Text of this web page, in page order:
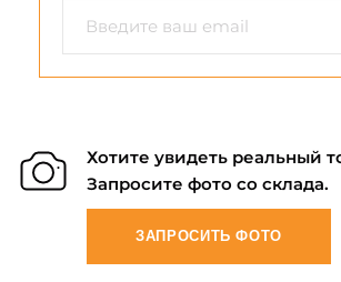
Хотите увидеть реальный
Запросите фото со склада.
ЗАПРОСИТЬ ФОТО